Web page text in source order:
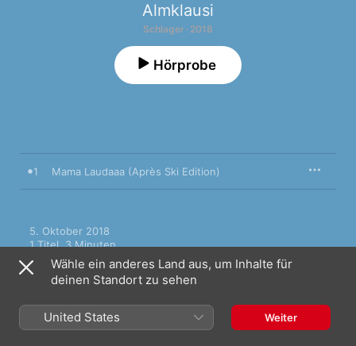
Almklausi
Schlager · 2018
Hörprobe
1 Mama Laudaaa (Après Ski Edition)
5. Oktober 2018
1 Titel, 3 Minuten
℗ 2018 Xtreme Sound
Wähle ein anderes Land aus, um Inhalte für
deinen Standort zu sehen
United States Weiter